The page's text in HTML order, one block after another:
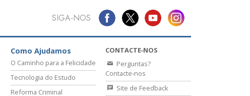
SIGA‑NOS
Como Ajudamos
O Caminho para a Felicidade
Tecnologia do Estudo
Reforma Criminal
CONTACTE‑NOS
Perguntas?
Contacte‑nos
Site de Feedback